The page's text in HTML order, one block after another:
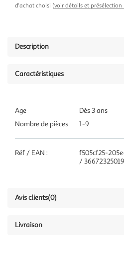
d'achat choisi (voir détails et présélection
Description
Caractéristiques
Age
Dès 3 ans
Nombre de pièces
1-9
Réf / EAN :
f505cf25-
/
Avis clients(0)
Livraison